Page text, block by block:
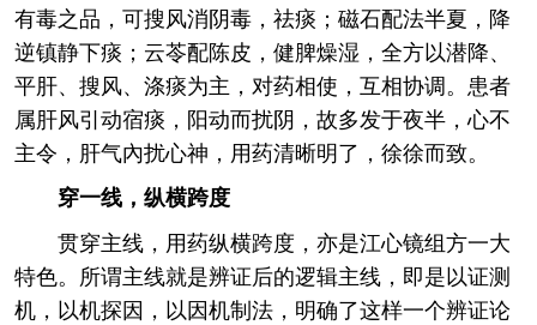
有毒之品，可搜风消阴毒，祛痰；磁石配法半夏，降
逆镇静下痰；云苓配陈皮，健脾燥湿，全方以潜降、
平肝、搜风、涤痰为主，对药相使，互相协调。患者
属肝风引动宿痰，阳动而扰阴，故多发于夜半，心不
主令，肝气內扰心神，用药清晰明了，徐徐而致。
穿一线，纵横跨度
贯穿主线，用药纵横跨度，亦是江心镜组方一大
特色。所谓主线就是辨证后的逻辑主线，即是以证测
机，以机探因，以因机制法，明确了这样一个辨证论